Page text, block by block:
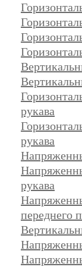
рукава
рукава
рукава
переднего